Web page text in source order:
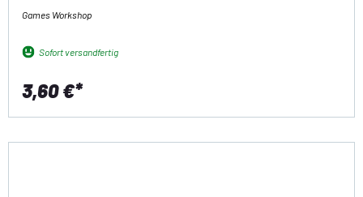
Games Workshop
Sofort versandfertig
3,60 €*